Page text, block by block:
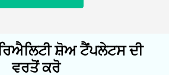
ਸ਼ੋਅ ਟੈਂਪਲੇਟਸ ਦੀ
ਵਰਤੋਂ ਕਰੋ